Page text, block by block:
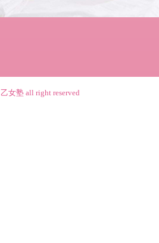
乙女塾all right reserved